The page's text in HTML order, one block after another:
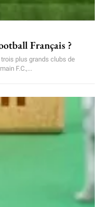
Français ?
plus grands clubs de
F.C.,...